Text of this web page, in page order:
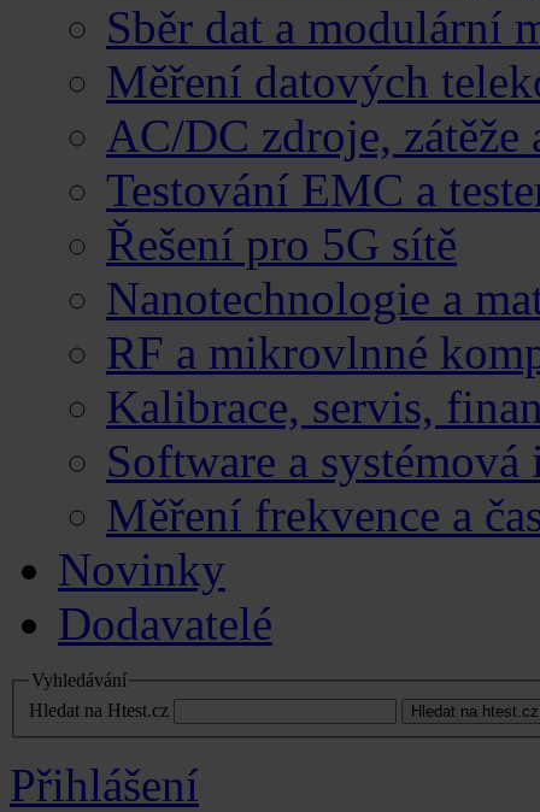
Sběr dat a modulární
Měření datových
AC/DC zdroje,
Testování EMC a
Řešení pro 5G sítě
Nanotechnologie a
RF a mikrovlnné
Kalibrace, servis,
Software a systémová
Měření frekvence a
Novinky
Dodavatelé
Vyhledávání
Hledat na Htest.cz
Přihlášení